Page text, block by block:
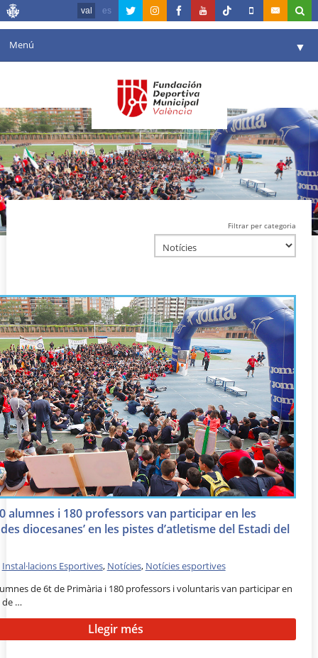
val es
Menú ▼
Agenda
Instal·lacions ▼
Comunicació ▼
València en esport
Filtrar per categoria
alumnes i 180 professors van participar en les
diocesanes’ en les pistes d’atletisme del Estadi del
Instal·lacions Esportives, Notícies, Notícies esportives
de 6t de Primària i 180 professors i voluntaris van participar en
de …
Llegir més